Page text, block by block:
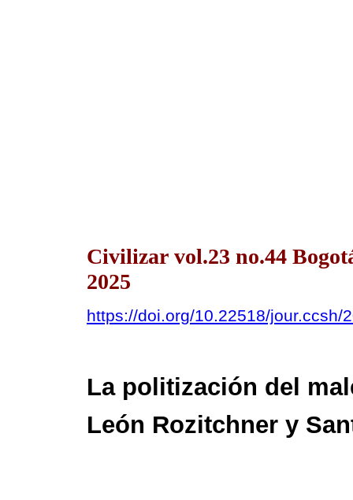
Civilizar vol.23 no.44
2025
https://doi.org/10.22518/jour.ccsh/
La politización del
León Rozitchner y